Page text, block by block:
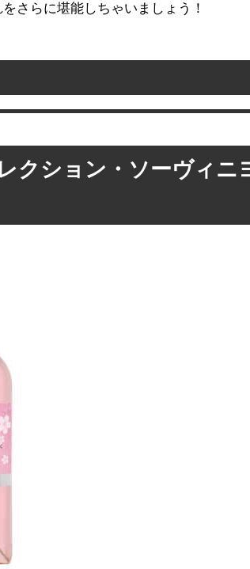
さらに堪能しちゃいましょう！
クション・ソーヴィニ